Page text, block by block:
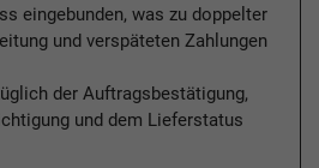
eingebunden, was zu doppelter
und verspäteten Zahlungen
der Auftragsbestätigung,
und dem Lieferstatus